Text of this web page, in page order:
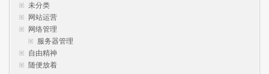
未分类
网站运营
网络管理
服务器管理
自由精神
随便放着